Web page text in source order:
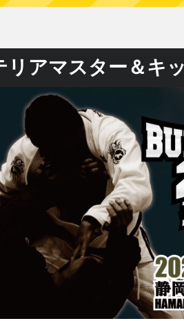
リアマスター＆キ